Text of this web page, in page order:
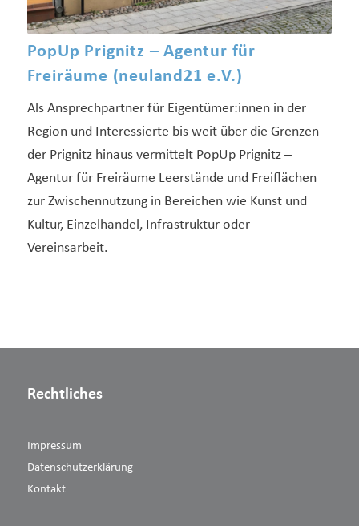
PopUp Prignitz – Agentur für
Freiräume (neuland21 e.V.)
Als Ansprechpartner für Eigentümer:innen in der
Region und Interessierte bis weit über die Grenzen
der Prignitz hinaus vermittelt PopUp Prignitz –
Agentur für Freiräume Leerstände und Freiflächen
zur Zwischennutzung in Bereichen wie Kunst und
Kultur, Einzelhandel, Infrastruktur oder
Vereinsarbeit.
Rechtliches
Impressum
Datenschutzerklärung
Kontakt